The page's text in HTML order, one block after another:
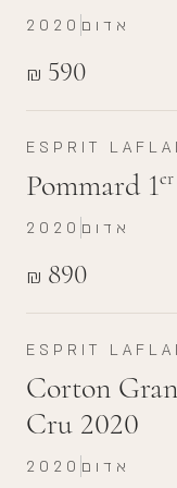
₪ 590
2020 אדום
ESPRIT
Pommard 1er
₪ 890
2020 אדום
ESPRIT
Corton
Cru 2020
2020 אדום